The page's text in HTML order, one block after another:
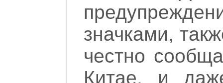
значками,
честно
Китае, и